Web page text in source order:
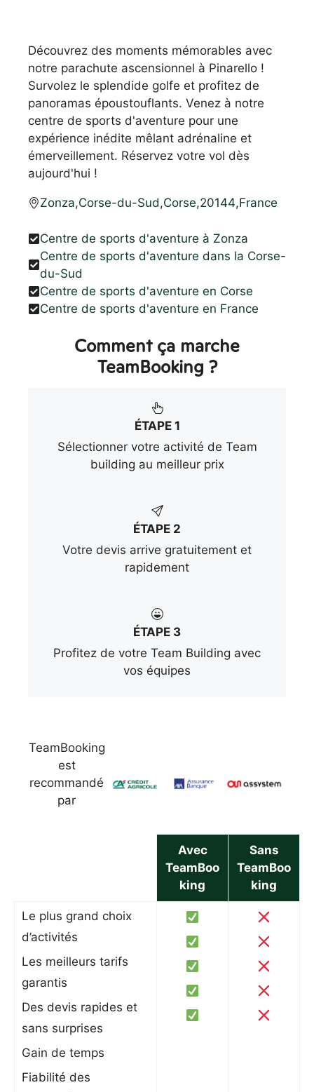
Découvrez des moments mémorables avec
notre parachute ascensionnel à Pinarello !
Survolez le splendide golfe et profitez de
panoramas époustouflants. Venez à notre
centre de sports d'aventure pour une
expérience inédite mêlant adrénaline et
émerveillement. Réservez votre vol dès
aujourd'hui !
Zonza,Corse-du-Sud,Corse,20144,France
Centre de sports d'aventure à Zonza
Centre de sports d'aventure dans la Corse-
du-Sud
Centre de sports d'aventure en Corse
Centre de sports d'aventure en France
Comment ça marche
TeamBooking ?
ÉTAPE 1
Sélectionner votre activité de Team
building au meilleur prix
ÉTAPE 2
Votre devis arrive gratuitement et
rapidement
ÉTAPE 3
Profitez de votre Team Building avec
vos équipes
TeamBooking
est
recommandé
par
Avec
TeamBoo
king
Sans
TeamBoo
king
Le plus grand choix
d’activités
Les meilleurs tarifs
garantis
Des devis rapides et
sans surprises
Gain de temps
Fiabilité des